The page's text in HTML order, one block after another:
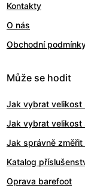
Kontakty
O nás
Obchodní
Může se hodit
Jak vybrat velikost
Jak vybrat velikost
Jak správně
Katalog
Oprava barefoot